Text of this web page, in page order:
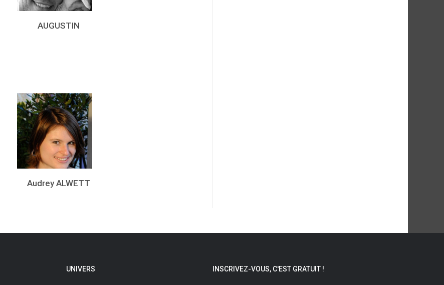
AUGUSTIN
Audrey ALWETT
UNIVERS INSCRIVEZ-VOUS, C'EST GRATUIT !